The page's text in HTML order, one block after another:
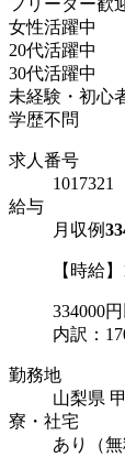
女性活躍中
20代活躍中
30代活躍中
未経験・初心
学歴不問
求人番号
給与
月収例
【時給
334000
内訳：
勤務地
山梨県
寮・社宅
あり（無